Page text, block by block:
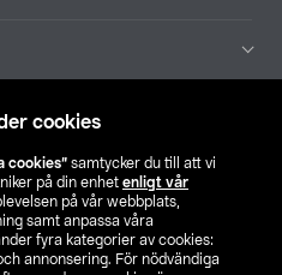
cookies
cookies” samtycker du till att vi
på din enhet enligt vår
på vår webbplats,
samt anpassa våra
fyra kategorier av cookies:
annonsering. För nödvändiga
butik